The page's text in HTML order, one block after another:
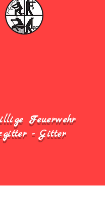
Feuerwehr
- Gitter